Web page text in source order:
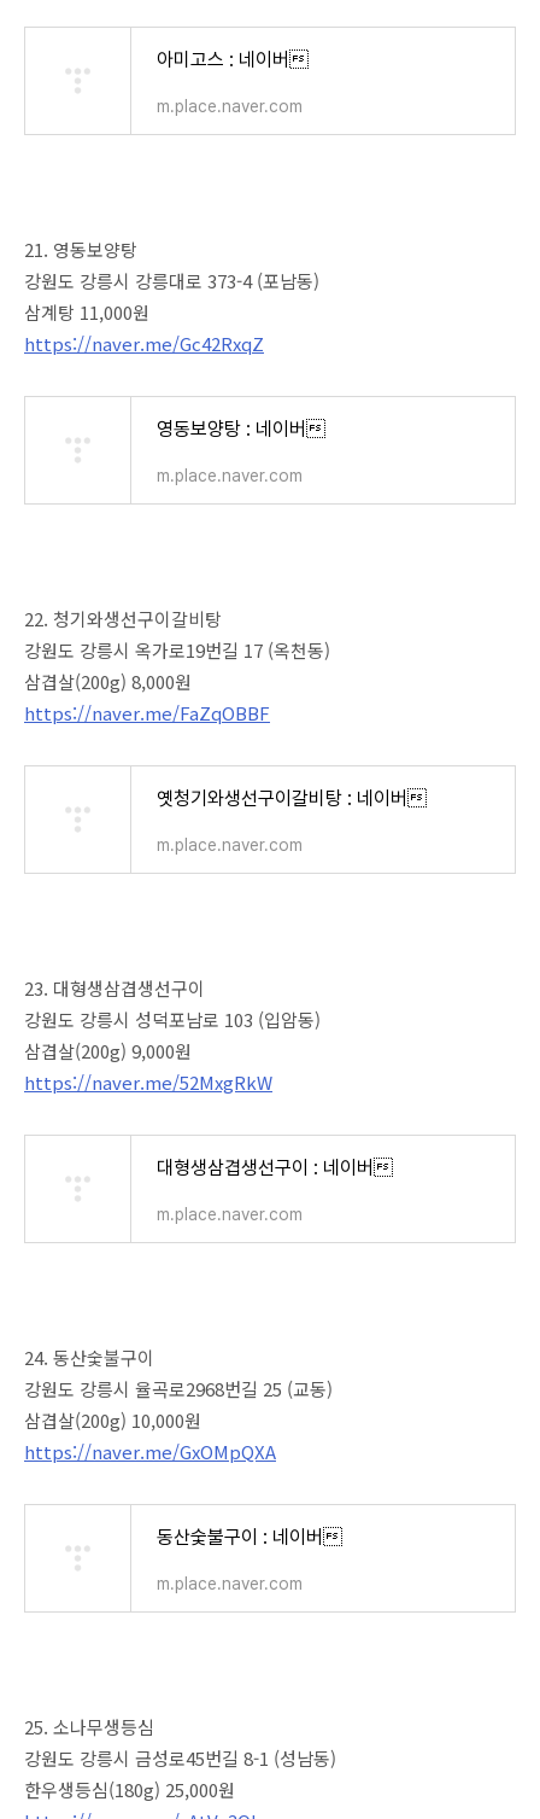
아미고스 : 네이버
m.place.naver.com
21. 영동보양탕
강원도 강릉시 강릉대로 373-4 (포남동)
삼계탕 11,000원
https://naver.me/Gc42RxqZ
영동보양탕 : 네이버
m.place.naver.com
22. 청기와생선구이갈비탕
강원도 강릉시 옥가로19번길 17 (옥천동)
삼겹살(200g) 8,000원
https://naver.me/FaZqOBBF
옛청기와생선구이갈비탕 : 네이버
m.place.naver.com
23. 대형생삼겹생선구이
강원도 강릉시 성덕포남로 103 (입암동)
삼겹살(200g) 9,000원
https://naver.me/52MxgRkW
대형생삼겹생선구이 : 네이버
m.place.naver.com
24. 동산숯불구이
강원도 강릉시 율곡로2968번길 25 (교동)
삼겹살(200g) 10,000원
https://naver.me/GxOMpQXA
동산숯불구이 : 네이버
m.place.naver.com
25. 소나무생등심
강원도 강릉시 금성로45번길 8-1 (성남동)
한우생등심(180g) 25,000원